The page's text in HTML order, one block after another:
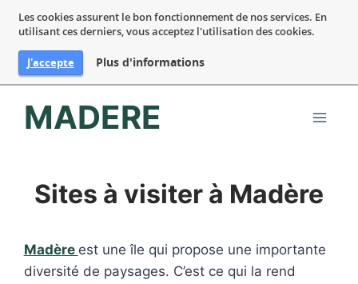
Les cookies assurent le bon fonctionnement de nos services. En
utilisant ces derniers, vous acceptez l'utilisation des cookies.
J'accepte Plus d'informations
MADERE
Sites à visiter à Madère
Madère est une île qui propose une importante
diversité de paysages. C’est ce qui la rend